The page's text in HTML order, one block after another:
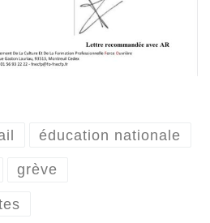
éducation nationale
grève